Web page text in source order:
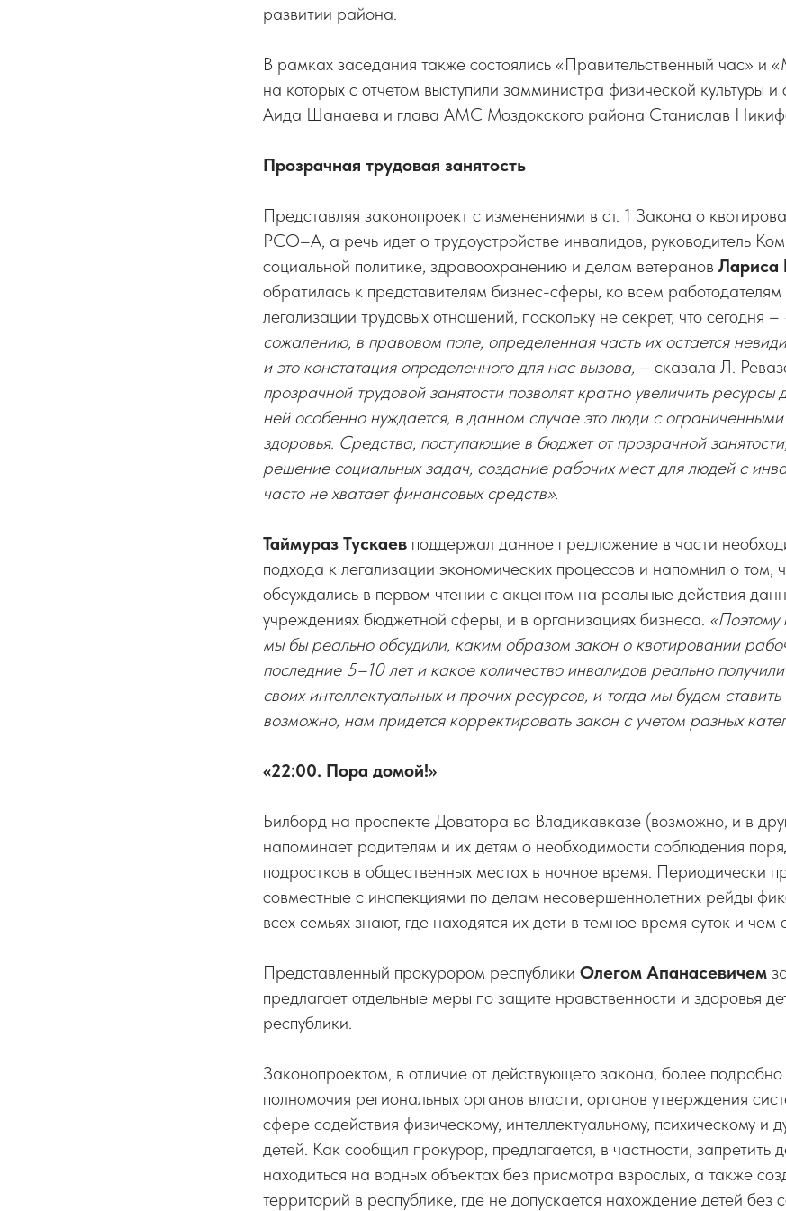
развитии района.
В рамках заседания также состоялись «Правительственный час» и
на которых с отчетом выступили замминистра физической культуры и
Аида Шанаева и глава АМС Моздокского района Станислав
Прозрачная трудовая занятость
Представляя законопроект с изменениями в ст. 1 Закона о
РСО–А, а речь идет о трудоустройстве инвалидов, руководитель
социальной политике, здравоохранению и делам ветеранов Лариса
обратилась к представителям бизнес-сферы, ко всем
легализации трудовых отношений, поскольку не секрет, что сегодня –
сожалению, в правовом поле, определенная часть их остается
и это констатация определенного для нас вызова, – сказала Л.
прозрачной трудовой занятости позволят кратно увеличить ресурсы
ней особенно нуждается, в данном случае это люди с
здоровья. Средства, поступающие в бюджет от прозрачной
решение социальных задач, создание рабочих мест для людей с
часто не хватает финансовых средств».
Таймураз Тускаев поддержал данное предложение в части
подхода к легализации экономических процессов и напомнил о том,
обсуждались в первом чтении с акцентом на реальные действия
учреждениях бюджетной сферы, и в организациях бизнеса. «Поэтому
мы бы реально обсудили, каким образом закон о квотировании
последние 5–10 лет и какое количество инвалидов реально
своих интеллектуальных и прочих ресурсов, и тогда мы будем
возможно, нам придется корректировать закон с учетом разных
«22:00. Пора домой!»
Билборд на проспекте Доватора во Владикавказе (возможно, и в
напоминает родителям и их детям о необходимости соблюдения
подростков в общественных местах в ночное время. Периодически
совместные с инспекциями по делам несовершеннолетних рейды
всех семьях знают, где находятся их дети в темное время суток и чем
Представленный прокурором республики Олегом Апанасевичем
предлагает отдельные меры по защите нравственности и здоровья
республики.
Законопроектом, в отличие от действующего закона, более подробно
полномочия региональных органов власти, органов утверждения
сфере содействия физическому, интеллектуальному, психическому и
детей. Как сообщил прокурор, предлагается, в частности, запретить
находиться на водных объектах без присмотра взрослых, а также
территорий в республике, где не допускается нахождение детей без